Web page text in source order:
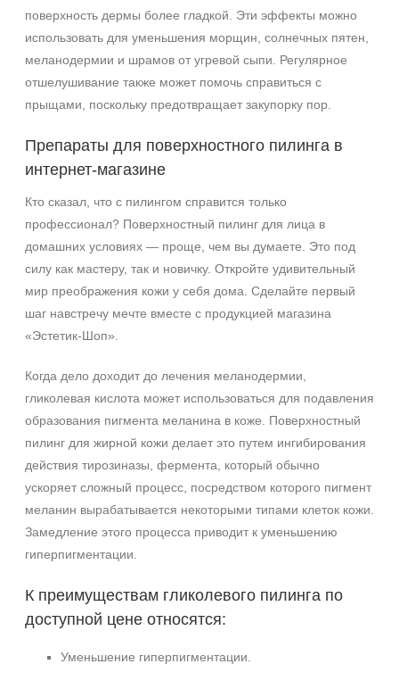
поверхность дермы более гладкой. Эти эффекты можно
использовать для уменьшения морщин, солнечных пятен,
меланодермии и шрамов от угревой сыпи. Регулярное
отшелушивание также может помочь справиться с
прыщами, поскольку предотвращает закупорку пор.
Препараты для поверхностного пилинга в
интернет-магазине
Кто сказал, что с пилингом справится только
профессионал? Поверхностный пилинг для лица в
домашних условиях — проще, чем вы думаете. Это под
силу как мастеру, так и новичку. Откройте удивительный
мир преображения кожи у себя дома. Сделайте первый
шаг навстречу мечте вместе с продукцией магазина
«Эстетик-Шоп».
Когда дело доходит до лечения меланодермии,
гликолевая кислота может использоваться для подавления
образования пигмента меланина в коже. Поверхностный
пилинг для жирной кожи делает это путем ингибирования
действия тирозиназы, фермента, который обычно
ускоряет сложный процесс, посредством которого пигмент
меланин вырабатывается некоторыми типами клеток кожи.
Замедление этого процесса приводит к уменьшению
гиперпигментации.
К преимуществам гликолевого пилинга по
доступной цене относятся:
Уменьшение гиперпигментации.